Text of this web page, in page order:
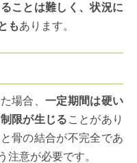
ことは難しく、状況に
もあります。
場合、 一定期間は硬い
限が生じる ことがあり
骨の結合が不完全であ
注意が必要です。